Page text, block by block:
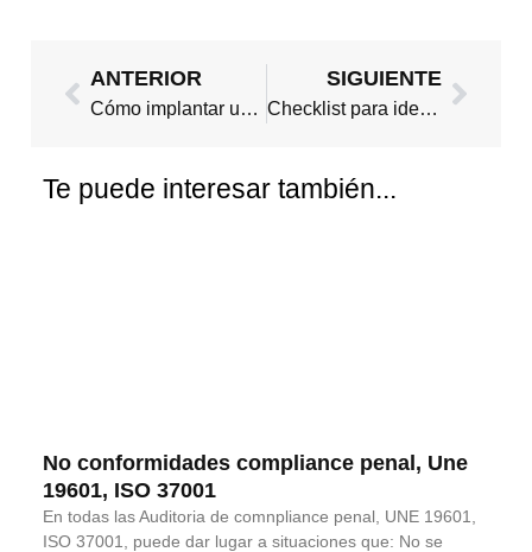
AntANTERIOR
Cómo implantar un programa de compliance penal en la empresa
SIGUIENTE
Checklist para identificar posibles delitos en la empresa
Te puede interesar también...
No conformidades compliance penal, Une
19601, ISO 37001
En todas las Auditoria de comnpliance penal, UNE 19601,
ISO 37001, puede dar lugar a situaciones que: No se